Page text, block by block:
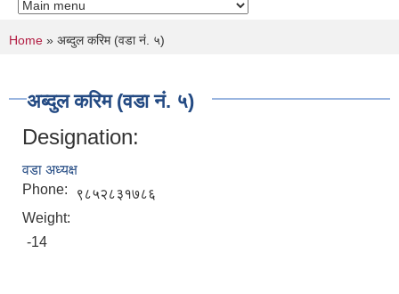
You are here
Home » अब्दुल करिम (वडा नं. ५)
अब्दुल करिम (वडा नं. ५)
Designation:
वडा अध्यक्ष
Phone:
९८५२८३१७८६
Weight:
-14